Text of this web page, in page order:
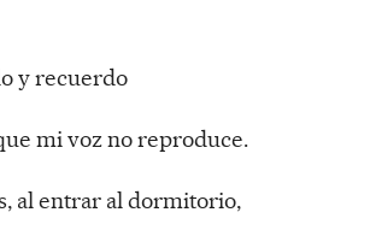
y recuerdo
mi voz no reproduce.
al entrar al dormitorio,